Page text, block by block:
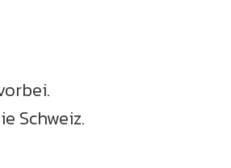
Schweiz.